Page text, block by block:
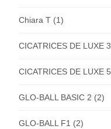
Chiara T (1)
CICATRICES DE LUXE 3
CICATRICES DE LUXE 5
GLO-BALL BASIC 2 (2)
GLO-BALL F1 (2)